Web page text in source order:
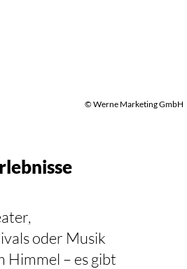
© Werne Marketing GmbH
oder Musik
Himmel – es gibt